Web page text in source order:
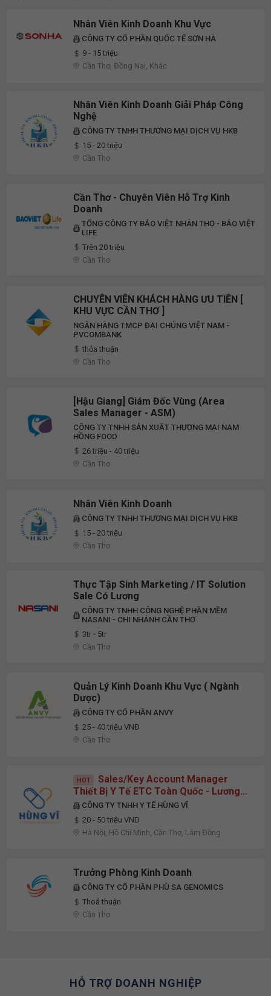
Nhân Viên Kinh Doanh Khu Vực
CÔNG TY CỔ PHẦN QUỐC TẾ SƠN HÀ
9 - 15 triệu
Cần Thơ, Đồng Nai, Khác
Nhân Viên Kinh Doanh Giải Pháp Công
Nghệ
CÔNG TY TNHH THƯƠNG MẠI DỊCH VỤ HKB
15 - 20 triệu
Cần Thơ
Cần Thơ - Chuyên Viên Hỗ Trợ Kinh
Doanh
TỔNG CÔNG TY BẢO VIỆT NHÂN THỌ - BẢO VIỆT
LIFE
Trên 20 triệu
Cần Thơ
CHUYÊN VIÊN KHÁCH HÀNG ƯU TIÊN [
KHU VỰC CẦN THƠ ]
NGÂN HÀNG TMCP ĐẠI CHÚNG VIỆT NAM -
PVCOMBANK
thỏa thuận
Cần Thơ
[Hậu Giang] Giám Đốc Vùng (Area
Sales Manager - ASM)
CÔNG TY TNHH SẢN XUẤT THƯƠNG MẠI NAM
HỒNG FOOD
26 triệu - 40 triệu
Cần Thơ
Nhân Viên Kinh Doanh
CÔNG TY TNHH THƯƠNG MẠI DỊCH VỤ HKB
15 - 20 triệu
Cần Thơ
Thực Tập Sinh Marketing / IT Solution
Sale Có Lương
CÔNG TY TNHH CÔNG NGHỆ PHẦN MỀM
NASANI - CHI NHÁNH CẦN THƠ
3tr - 5tr
Cần Thơ
Quản Lý Kinh Doanh Khu Vực ( Ngành
Dược)
CÔNG TY CỔ PHẦN ANVY
25 - 40 triệu VNĐ
Cần Thơ
HOT
Sales/Key Account Manager
Thiết Bị Y Tế ETC Toàn Quốc - Lương
Upto 50 Triệu
CÔNG TY TNHH Y TẾ HÙNG VĨ
20 - 50 triệu VND
Hà Nội, Hồ Chí Minh, Cần Thơ, Lâm Đồng
Trưởng Phòng Kinh Doanh
CÔNG TY CỔ PHẦN PHÙ SA GENOMICS
Thoả thuận
Cần Thơ
HỖ TRỢ DOANH NGHIỆP